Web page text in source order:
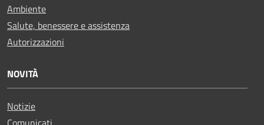
Ambiente
Salute, benessere e assistenza
Autorizzazioni
NOVITÀ
Notizie